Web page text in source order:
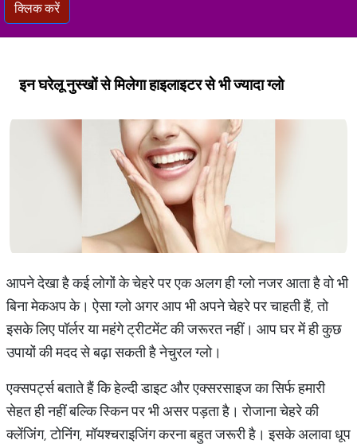
क्लिक करें
इन घरेलू नुस्खों से मिलेगा हाइलाइटर से भी ज्यादा ग्लो
आपने देखा है कई लोगों के चेहरे पर एक अलग ही ग्लो नजर आता है वो भी
बिना मेकअप के। ऐसा ग्लो अगर आप भी अपने चेहरे पर चाहती हैं, तो
इसके लिए पॉर्लर या महंगे ट्रीटमेंट की जरूरत नहीं। आप घर में ही कुछ
उपायों की मदद से बढ़ा सकती है नेचुरल ग्लो।
एक्सपर्ट्स बताते हैं कि हेल्दी डाइट और एक्सरसाइज का सिर्फ हमारी
सेहत ही नहीं बल्कि स्किन पर भी असर पड़ता है। रोजाना चेहरे की
क्लेंजिंग, टोनिंग, मॉयश्चराइजिंग करना बहुत जरूरी है। इसके अलावा धूप